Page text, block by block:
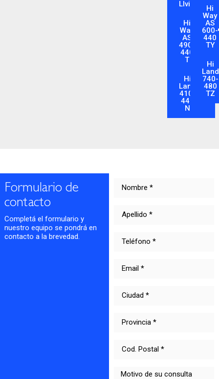
LIviano
Hi
Way
AS
490-
440
T
Hi
Land
410-
440
N
Hi
Way
AS
600-
440
TY
Hi
Land
740-
480
TZ
Formulario de
contacto
Completá el formulario y
nuestro equipo se pondrá en
contacto a la brevedad.